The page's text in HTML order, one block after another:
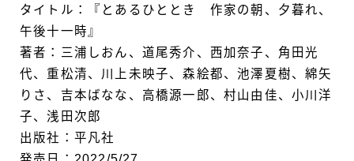
タイトル：『とあるひととき 作家の朝、夕暮れ、
午後十一時』
著者：三浦しおん、道尾秀介、西加奈子、角田光
代、重松清、川上未映子、森絵都、池澤夏樹、綿矢
りさ、吉本ばなな、高橋源一郎、村山由佳、小川洋
子、浅田次郎
出版社：平凡社